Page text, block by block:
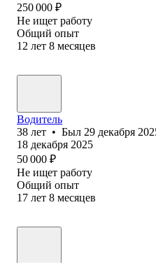
250 000 ₽
Не ищет работу
Общий опыт
12 лет 8 месяцев
Водитель
38 лет • Был 29 декабря
18 декабря 2025
50 000 ₽
Не ищет работу
Общий опыт
17 лет 8 месяцев